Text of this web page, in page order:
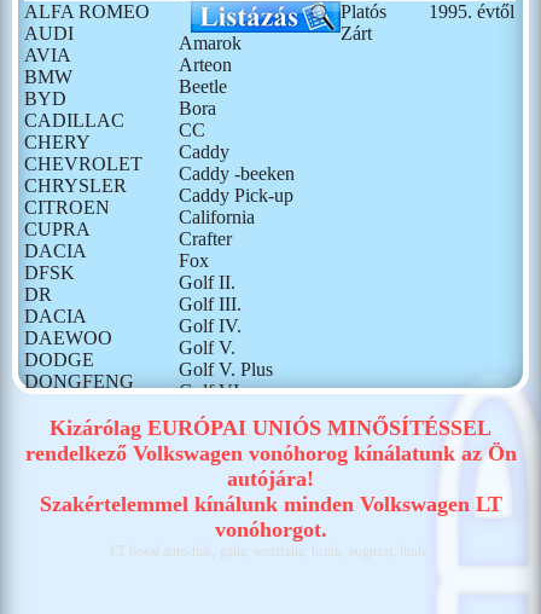
ALFA ROMEO
AUDI
AVIA
BMW
BYD
CADILLAC
CHERY
CHEVROLET
CHRYSLER
CITROEN
CUPRA
DACIA
DFSK
DR
DACIA
DAEWOO
DODGE
DONGFENG
FORD
GONOW
HUMMER
Amarok
Arteon
Beetle
Bora
CC
Caddy
Caddy -beeken
Caddy Pick-up
California
Crafter
Fox
Golf II.
Golf III.
Golf IV.
Golf V.
Golf V. Plus
Golf VI.
Golf VI. Plus
Golf VII.
Golf VIII.
ID BUZZ
ID.4
ID.7
Platós
Zárt
1995. évtől
Kizárólag EURÓPAI UNIÓS MINŐSÍTÉSSEL
rendelkező Volkswagen vonóhorog kínálatunk az Ön
autójára!
Szakértelemmel kínálunk minden Volkswagen LT
vonóhorgot.
LT bosal auto-hak, galia, westfalia, brink, auguszt, thule,